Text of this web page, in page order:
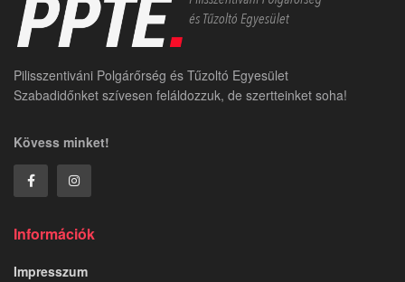
Pilisszentiváni Polgárőrség és Tűzoltó Egyesület
Szabadidőnket szívesen feláldozzuk, de szertteinket soha!
Kövess minket!
Információk
Impresszum